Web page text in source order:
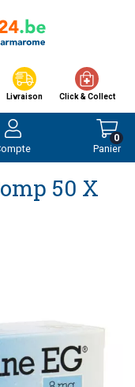
Livraison Click & Collect
Panier
0
50 X